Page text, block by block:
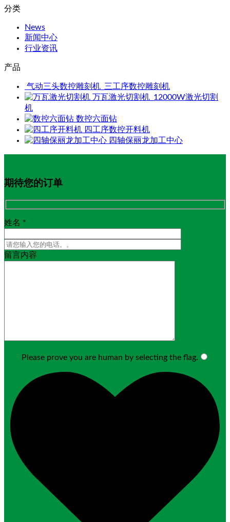
分类
News
新闻中心
行业资讯
产品
气动三头数控雕刻机_三工序数控雕刻机
万瓦激光切割机_12000W激光切割
机
数控六面钻
四工序数控开料机
四轴保丽龙加工中心
期待您的订单
姓名 *
留言内容
Please prove you are human by selecting theflag.